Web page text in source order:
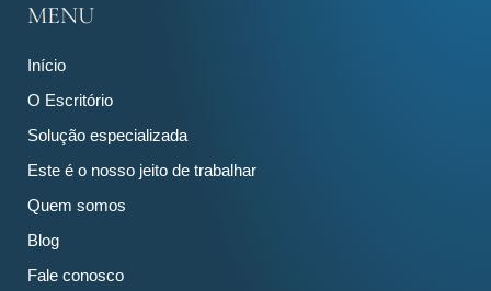
MENU
Início
O Escritório
Solução especializada
Este é o nosso jeito de trabalhar
Quem somos
Blog
Fale conosco